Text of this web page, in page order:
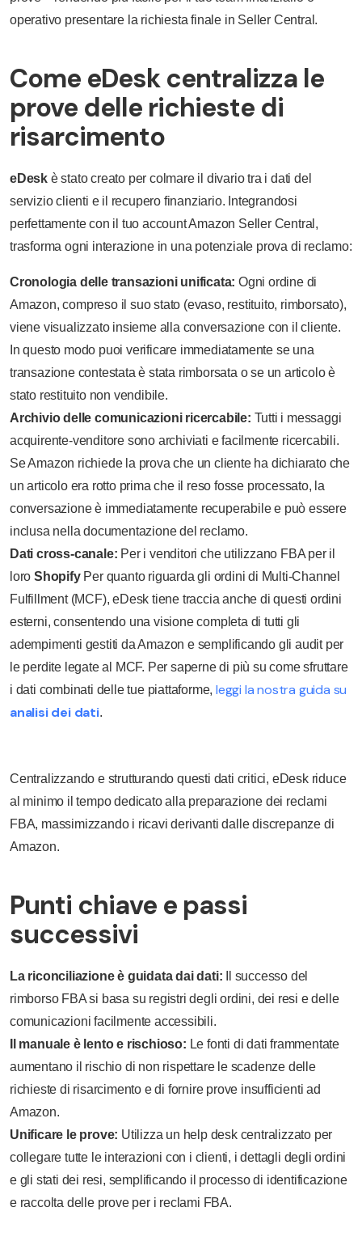
operativo presentare la richiesta finale in Seller Central.
Come eDesk centralizza le
prove delle richieste di
risarcimento
eDesk è stato creato per colmare il divario tra i dati del
servizio clienti e il recupero finanziario. Integrandosi
perfettamente con il tuo account Amazon Seller Central,
trasforma ogni interazione in una potenziale prova di reclamo:
Cronologia delle transazioni unificata: Ogni ordine di
Amazon, compreso il suo stato (evaso, restituito, rimborsato),
viene visualizzato insieme alla conversazione con il cliente.
In questo modo puoi verificare immediatamente se una
transazione contestata è stata rimborsata o se un articolo è
stato restituito non vendibile.
Archivio delle comunicazioni ricercabile: Tutti i messaggi
acquirente-venditore sono archiviati e facilmente ricercabili.
Se Amazon richiede la prova che un cliente ha dichiarato che
un articolo era rotto prima che il reso fosse processato, la
conversazione è immediatamente recuperabile e può essere
inclusa nella documentazione del reclamo.
Dati cross-canale: Per i venditori che utilizzano FBA per il
loro ShopifyPer quanto riguarda gli ordini di Multi-Channel
Fulfillment (MCF), eDesk tiene traccia anche di questi ordini
esterni, consentendo una visione completa di tutti gli
adempimenti gestiti da Amazon e semplificando gli audit per
le perdite legate al MCF. Per saperne di più su come sfruttare
i dati combinati delle tue piattaforme, leggi la nostra guida su
analisi dei dati.
Centralizzando e strutturando questi dati critici, eDesk riduce
al minimo il tempo dedicato alla preparazione dei reclami
FBA, massimizzando i ricavi derivanti dalle discrepanze di
Amazon.
Punti chiave e passi
successivi
La riconciliazione è guidata dai dati: Il successo del
rimborso FBA si basa su registri degli ordini, dei resi e delle
comunicazioni facilmente accessibili.
Il manuale è lento e rischioso: Le fonti di dati frammentate
aumentano il rischio di non rispettare le scadenze delle
richieste di risarcimento e di fornire prove insufficienti ad
Amazon.
Unificare le prove: Utilizza un help desk centralizzato per
collegare tutte le interazioni con i clienti, i dettagli degli ordini
e gli stati dei resi, semplificando il processo di identificazione
e raccolta delle prove per i reclami FBA.